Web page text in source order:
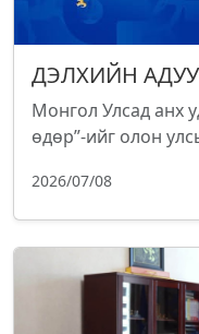
ДЭЛХИЙН
Монгол Улсад анх
өдөр”-ийг олон
2026/07/08